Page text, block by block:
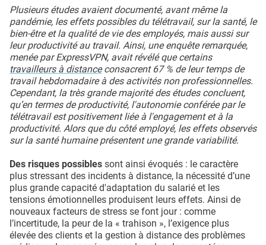
Plusieurs études avaient documenté, avant même la
pandémie, les effets possibles du télétravail, sur la santé, le
bien-être et la qualité de vie des employés, mais aussi sur
leur productivité au travail. Ainsi, une enquête remarquée,
menée par ExpressVPN, avait révélé que certains
travailleurs à distanceconsacrent 67 % de leur temps de
travail hebdomadaire à des activités non professionnelles.
Cependant, la très grande majorité des études concluent,
qu’en termes de productivité, l'autonomie conférée par le
télétravail est positivement liée à l'engagement et à la
productivité. Alors que du côté employé, les effets observés
sur la santé humaine présentent une grande variabilité.
Des risques possibles sont ainsi évoqués : le caractère
plus stressant des incidents à distance, la nécessité d’une
plus grande capacité d'adaptation du salarié et les
tensions émotionnelles produisent leurs effets. Ainsi de
nouveaux facteurs de stress se font jour : comme
l’incertitude, la peur de la « trahison », l’exigence plus
élevée des clients et la gestion à distance des problèmes